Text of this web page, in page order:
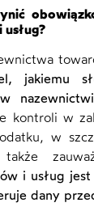
jakiemu
kontroli w
w
także
i usług jest
dany